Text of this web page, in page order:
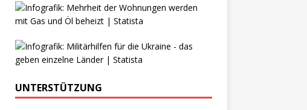
UNTERSTÜTZUNG